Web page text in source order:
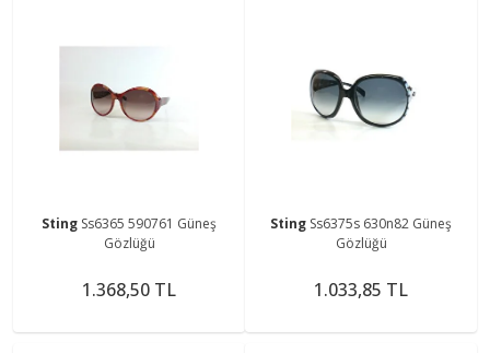
Sting Ss6365 590761 Güneş
Gözlüğü
1.368,50 TL
Sting Ss6375s 630n82 Güneş
Gözlüğü
1.033,85 TL